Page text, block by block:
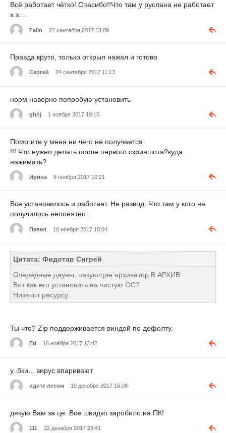
Всё работает чётко! Спасибо!!Что там у руслана не работает
х.з....
Falin 22 сентября 2017 13:09
Правда круто, только открыл нажал и готово
Сергей 24 сентября 2017 11:13
норм наверно попробую установить
ghhj 1 ноября 2017 19:15
Помогите у меня ни чего не получается
!!! Что нужно делать после первого скриншота?куда
нажимать?
Ирина 6 ноября 2017 10:21
Все установилось и работает. Не развод. Что там у кого не
получилось непонятно.
Павел 10 ноября 2017 18:04
Цитата: Фидотав Сигрей
Очередные дауны, пакующие архиватор В АРХИВ.
Вот как его установить на чистую ОС?
Низачот ресурсу.
Ты что? Zip поддерживается виндой по дефолту.
Ed 16 ноября 2017 13:42
у..бки... вирус впаривают
идите лесом 10 декабря 2017 16:08
дякую Вам за це. Все швидко заробило на ПК!
111 22 декабря 2017 23:41